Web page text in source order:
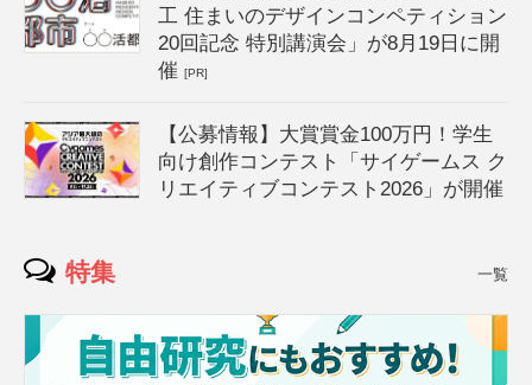
工 住まいのデザインコンペティション
20回記念 特別講演会」が8月19日に開
催[PR]
【公募情報】大賞賞金100万円！学生
向け創作コンテスト「サイゲームス ク
リエイティブコンテスト2026」が開催
特集 一覧